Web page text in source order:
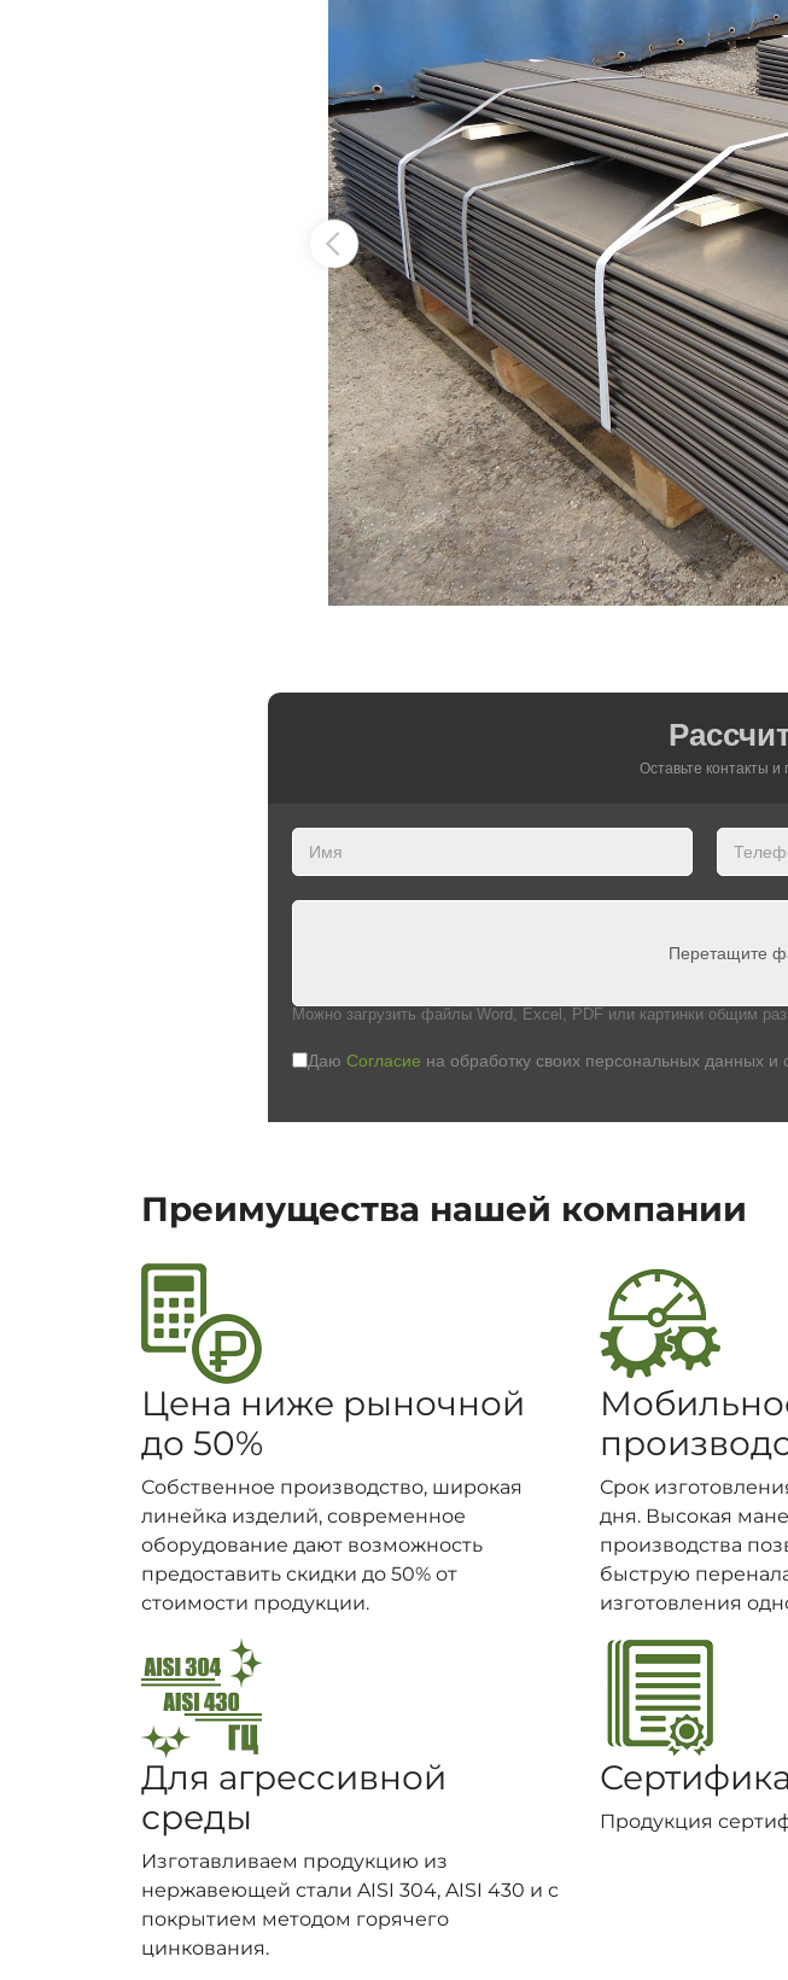
Оставьте контакты
Перетащите
Можно загрузить файлы Word, Excel, PDF или картинки общим
Даю Согласие на обработку своих персональных данных и
Преимущества нашей компании
Цена ниже рыночной
до 50%
Собственное производство, широкая
линейка изделий, современное
оборудование дают возможность
предоставить скидки до 50% от
стоимости продукции.
Срок
дня. Высокая
производства
быструю
изготовления
Для агрессивной
среды
Изготавливаем продукцию из
нержавеющей стали AISI 304, AISI 430 и с
покрытием методом горячего
цинкования.
Продукция